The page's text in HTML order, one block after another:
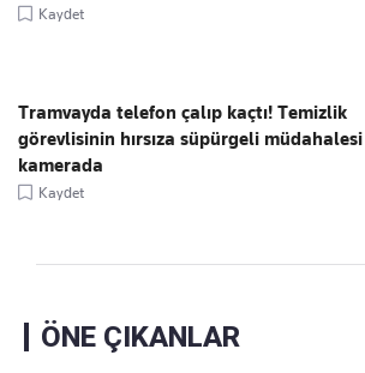
Kaydet
Tramvayda telefon çalıp kaçtı! Temizlik
görevlisinin hırsıza süpürgeli müdahalesi
kamerada
Kaydet
ÖNE ÇIKANLAR